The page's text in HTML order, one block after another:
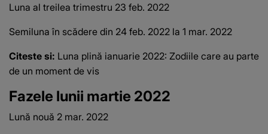
Luna al treilea trimestru 23 feb. 2022
Semiluna în scădere din 24 feb. 2022 la 1 mar. 2022
Citeste si: Luna plină ianuarie 2022: Zodiile care au parte
de un moment de vis
Fazele lunii martie 2022
Lună nouă 2 mar. 2022